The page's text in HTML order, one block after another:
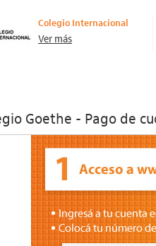
Colegio Internacional
Ver más
Goethe - Pago de